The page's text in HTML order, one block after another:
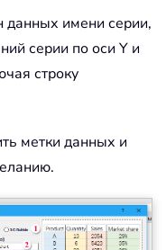
данных имени серии,
серии по оси Y и
строку
метки данных и